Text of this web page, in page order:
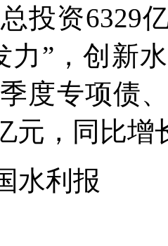
投资6329
力”，创新
度专项债
元，同比增
水利报